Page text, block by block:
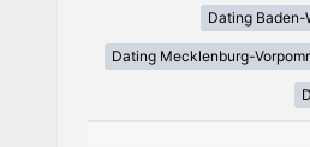
Dating Baden-
Dating Mecklenburg-